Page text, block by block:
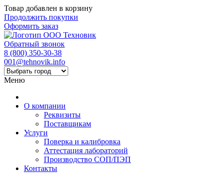
Товар добавлен в корзину
Продолжить покупки
Оформить заказ
Обратный звонок
8 (800) 350-30-38
001@tehnovik.info
Меню
О компании
Реквизиты
Поставщикам
Услуги
Поверка и калибровка
Аттестация лабораторий
Производство СОП/ПЭП
Контакты